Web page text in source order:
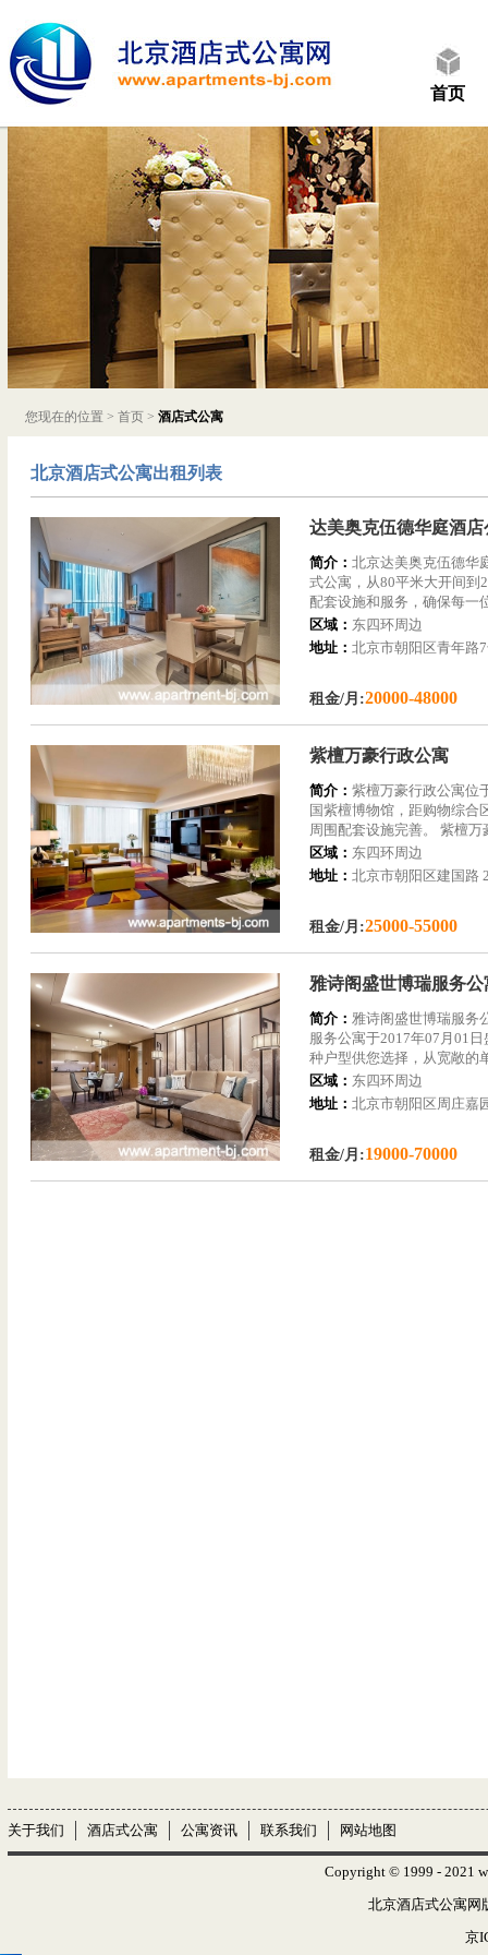
首页
您现在的位置 > 首页> 酒店式公寓
北京酒店式公寓出租列表
达美奥克伍德华庭酒店
简介： 北京达美奥克伍德华
式公寓，从80平米大开间到
配套设施和服务，确保每一
区域： 东四环周边
地址： 北京市朝阳区青年路
租金/月:20000-48000
紫檀万豪行政公寓
简介： 紫檀万豪行政公寓位
国紫檀博物馆，距购物综合
周围配套设施完善。 紫檀
区域： 东四环周边
地址： 北京市朝阳区建国路
租金/月:25000-55000
雅诗阁盛世博瑞服务公
简介： 雅诗阁盛世博瑞服务
服务公寓于2017年07月01
种户型供您选择，从宽敞的
区域： 东四环周边
地址： 北京市朝阳区周庄嘉
租金/月:19000-70000
关于我们 酒店式公寓 公寓资讯 联系我们 网站地图
Copyright © 1999 - 2021
北京酒店式公寓网
京